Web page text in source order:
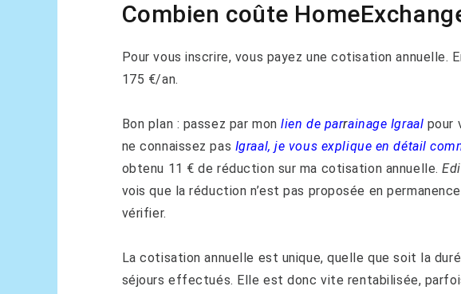
Combien coûte
Pour vous inscrire, vous payez une cotisation annuelle.
175 €/an.
Bon plan : passez par monlien de parrainage Igraal pour
ne connaissez pas Igraal, je vous explique en détail
obtenu 11 € de réduction sur ma cotisation annuelle.
vois que la réduction n’est pas proposée en
vérifier.
La cotisation annuelle est unique, quelle que soit la
séjours effectués. Elle est donc vite rentabilisée,